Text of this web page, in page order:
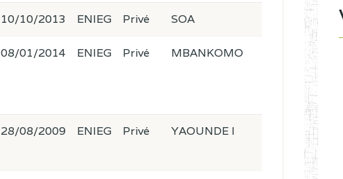
10/10/2013 ENIEG Privé SOA
08/01/2014 ENIEG Privé MBANKOMO
28/08/2009 ENIEG Privé YAOUNDE I